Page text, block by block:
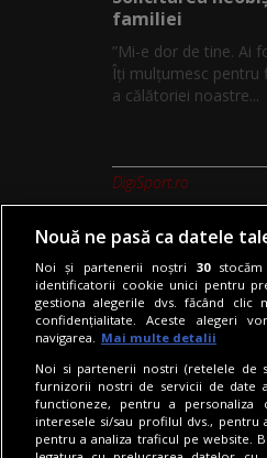
familiei
”Mi-e dor de tine. Ai
Îți mulțumesc pentru
a călătoriei noastre...
DigiSport.ro
Nouă ne pasă ca datele
Noi și partenerii noștri 30stocăm
identificatorii cookie unici pentru
gestiona alegerile dvs. făcând
confidențialitate. Aceste alegeri
navigarea. Mai multe detalii
Noi si partenerii nostri (retelele de
furnizorii nostri de servicii de date
functioneze, pentru a
interesele si/sau profilul dvs.,
pentru a analiza traficul pe website.